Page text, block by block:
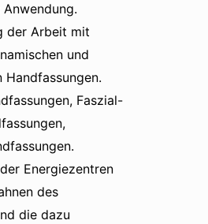
der Arbeit mit
und
Handfassungen.
Faszial-
Energiezentren
des
die dazu